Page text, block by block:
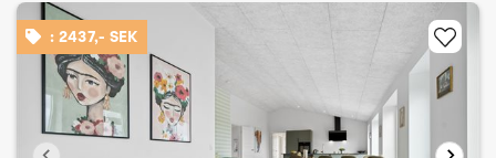
: 2437,- SEK